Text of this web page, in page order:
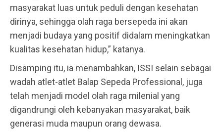
masyarakat luas untuk peduli dengan kesehatan
dirinya, sehingga olah raga bersepeda ini akan
menjadi budaya yang positif didalam meningkatkan
kualitas kesehatan hidup,” katanya.
Disamping itu, ia menambahkan, ISSI selain sebagai
wadah atlet-atlet Balap Sepeda Professional, juga
telah menjadi model olah raga milenial yang
digandrungi oleh kebanyakan masyarakat, baik
generasi muda maupun orang dewasa.